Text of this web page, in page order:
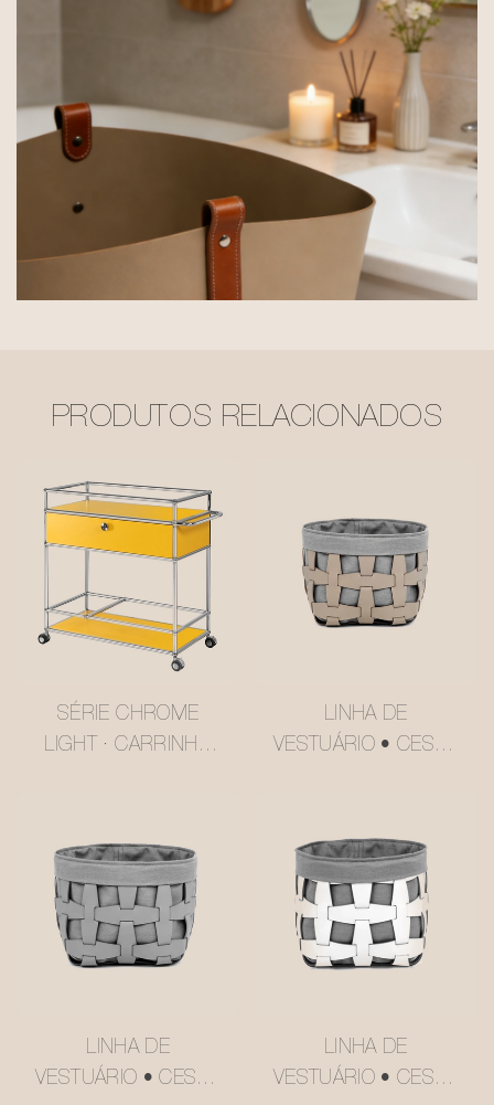
PRODUTOS RELACIONADOS
SÉRIE CHROME
LIGHT · CARRINHO
ESTILO USM
#MSR2408016
LINHA DE
VESTUÁRIO • CESTO
EM COURO
SINTÉTICO
#MSR027-3
LINHA DE
VESTUÁRIO • CESTO
LINHA DE
VESTUÁRIO • CESTO